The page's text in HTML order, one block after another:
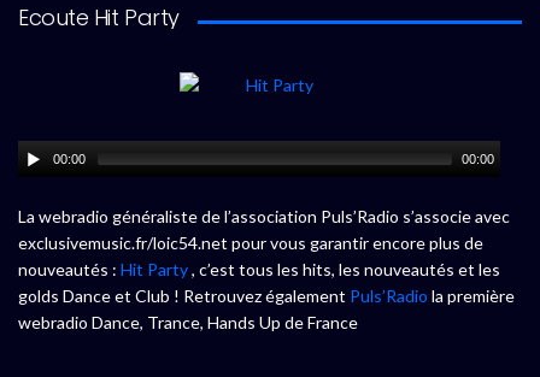
Ecoute Hit Party
00:00 00:00
La webradio généraliste de l’association Puls’Radio s’associe avec
exclusivemusic.fr/loic54.net pour vous garantir encore plus de
nouveautés : Hit Party, c’est tous les hits, les nouveautés et les
golds Dance et Club ! Retrouvez également Puls’Radio la première
webradio Dance, Trance, Hands Up de France